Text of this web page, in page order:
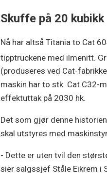
Skuffe på 20 kubikk
Nå har altså Titania to Cat
tipptruckene med ilmenitt.
(produseres ved Cat-
maskin har to stk. Cat C32-
effektuttak på 2030 hk.
Det som gjør denne
skal utstyres med
- Dette er uten tvil den
sier salgssjef Ståle Eikrem i